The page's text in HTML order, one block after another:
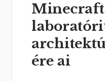
Minecraft
ére ai